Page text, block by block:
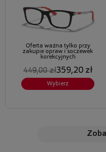
Oferta ważna tylko przy
zakupie opraw i soczewek
korekcyjnych
449,00 zł359,20 zł
Wybierz